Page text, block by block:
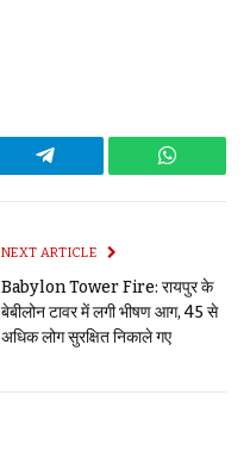
Telegram
NEXT ARTICLE
Babylon Tower Fire: रायपुर के
बेबीलोन टावर में लगी भीषण आग, 45 से
अधिक लोग सुरक्षित निकाले गए